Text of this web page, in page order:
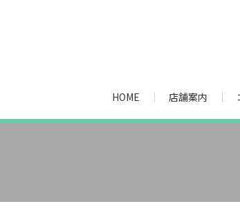
HOME 店舗案内